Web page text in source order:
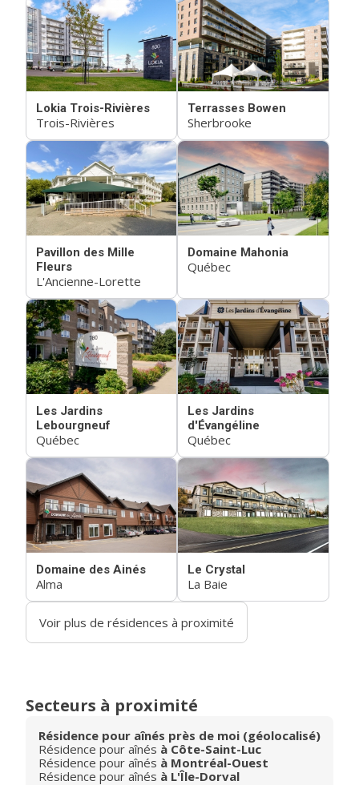
Lokia Trois-Rivières
Trois-Rivières
Terrasses Bowen
Sherbrooke
Pavillon des Mille
Fleurs
L'Ancienne-Lorette
Domaine Mahonia
Québec
Les Jardins
Lebourgneuf
Québec
Les Jardins
d'Évangéline
Québec
Domaine des Ainés
Alma
Le Crystal
La Baie
Voir plus de résidences à proximité
Secteurs à proximité
Résidence pour aînés près de moi (géolocalisé)
Résidence pour aînés à Côte-Saint-Luc
Résidence pour aînés à Montréal-Ouest
Résidence pour aînés à L'Île-Dorval